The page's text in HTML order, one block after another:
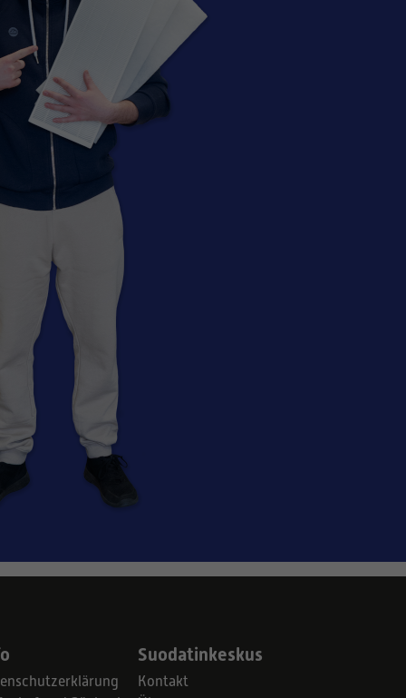
Suodatinkeskus
Kontakt